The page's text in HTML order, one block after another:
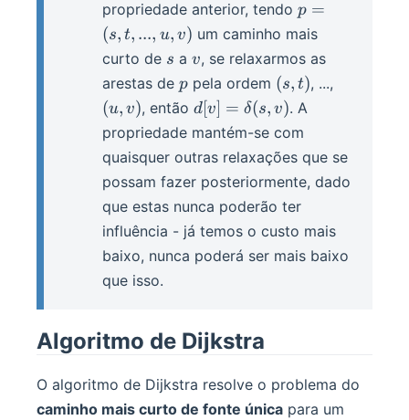
propriedade anterior, tendo p
=
t,
...,
u,
v)
p =
(s, t, ..., u, v) um caminho mais
curto de s
s a v
v, se relaxarmos as
arestas de p
p pela ordem (s,
t)
(s, t), ...,
(u, v), então d[v] =
\delta(s,
v)
d[v] = δ(s, v). A
propriedade mantém-se com
quaisquer outras relaxações que se
possam fazer posteriormente, dado
que estas nunca poderão ter
influência - já temos o custo mais
baixo, nunca poderá ser mais baixo
que isso.
Algoritmo de Dijkstra
O algoritmo de Dijkstra resolve o problema do
caminho mais curto de fonte única para um